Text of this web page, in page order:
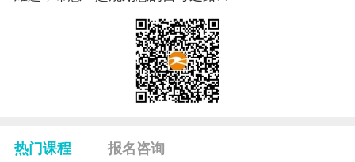
热门课程 报名咨询